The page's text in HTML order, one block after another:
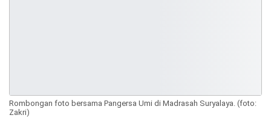
Rombongan foto bersama Pangersa Umi di Madrasah Suryalaya. (foto:
Zakri)